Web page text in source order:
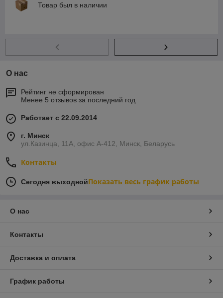
Товар был в наличии
О нас
Рейтинг не сформирован
Менее 5 отзывов за последний год
Работает с 22.09.2014
г. Минск
ул.Казинца, 11А, офис А-412, Минск, Беларусь
Контакты
Сегодня выходнойПоказать весь график работы
О нас
Контакты
Доставка и оплата
График работы